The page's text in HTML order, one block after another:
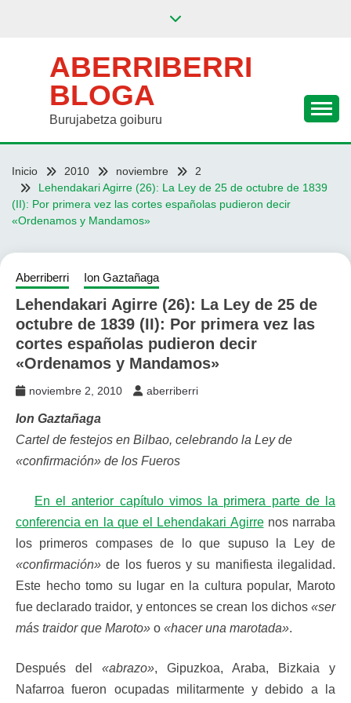
ABERRIBERRI
BLOGA
Burujabetza goiburu
Inicio 2010 noviembre
2
Lehendakari Agirre (26): La Ley de 25 de octubre de 1839
(II): Por primera vez las cortes españolas pudieron decir
«Ordenamos y Mandamos»
Aberriberri Ion Gaztañaga
Lehendakari Agirre (26): La Ley de 25 de
octubre de 1839 (II): Por primera vez las
cortes españolas pudieron decir
«Ordenamos y Mandamos»
noviembre 2, 2010 aberriberri
Ion Gaztañaga
Cartel de festejos en Bilbao, celebrando la Ley de
«confirmación» de los Fueros
En el anterior capítulo vimos la primera parte de la
conferencia en la que el Lehendakari Agirrenos narraba
los primeros compases de lo que supuso la Ley de
«confirmación» de los fueros y su manifiesta ilegalidad.
Este hecho tomo su lugar en la cultura popular, Maroto
fue declarado traidor, y entonces se crean los dichos «ser
más traidor que Maroto» o «hacer una marotada».
Después del «abrazo», Gipuzkoa, Araba, Bizkaia y
Nafarroa fueron ocupadas militarmente y debido a la